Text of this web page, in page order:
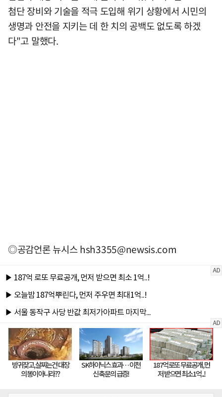
첨단 장비와 기술을 적극 도입해 위기 상황에서 시민의
생명과 안전을 지키는 데 한 치의 공백도 없도록 하겠
다"고 말했다.
◎공감언론 뉴시스hsh3355@newsis.com